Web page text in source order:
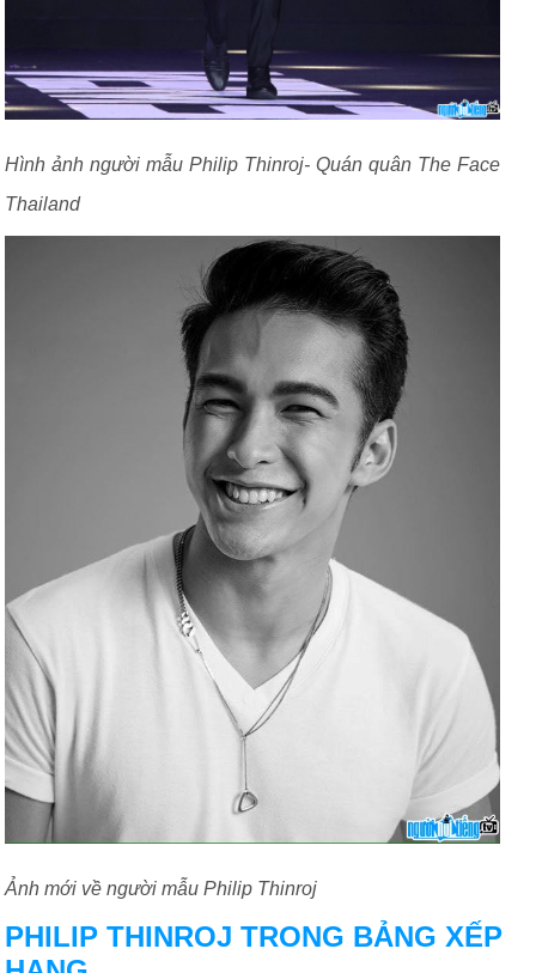
Hình ảnh người mẫu Philip Thinroj- Quán quân The Face
Thailand
Ảnh mới về người mẫu Philip Thinroj
PHILIP THINROJ TRONG BẢNG XẾP